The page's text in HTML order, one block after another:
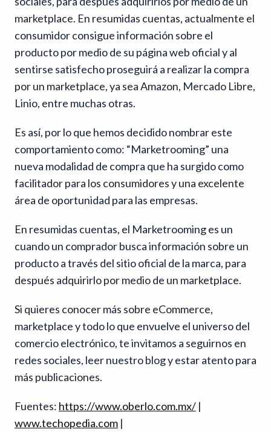
marketplace. En resumidas cuentas, actualmente el
consumidor consigue información sobre el
producto por medio de su página web oficial y al
sentirse satisfecho proseguirá a realizar la compra
por un marketplace, ya sea Amazon, Mercado Libre,
Linio, entre muchas otras.
Es así, por lo que hemos decidido nombrar este
comportamiento como: “Marketrooming” una
nueva modalidad de compra que ha surgido como
facilitador para los consumidores y una excelente
área de oportunidad para las empresas.
En resumidas cuentas, el Marketrooming es un
cuando un comprador busca información sobre un
producto a través del sitio oficial de la marca, para
después adquirirlo por medio de un marketplace.
Si quieres conocer más sobre eCommerce,
marketplace y todo lo que envuelve el universo del
comercio electrónico, te invitamos a seguirnos en
redes sociales, leer nuestro blog y estar atento para
más publicaciones.
Fuentes: https://www.oberlo.com.mx/ |
www.techopedia.com |